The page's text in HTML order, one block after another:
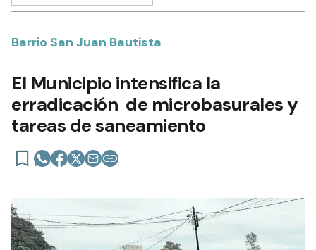
Barrio San Juan Bautista
El Municipio intensifica la
erradicación de microbasurales y
tareas de saneamiento